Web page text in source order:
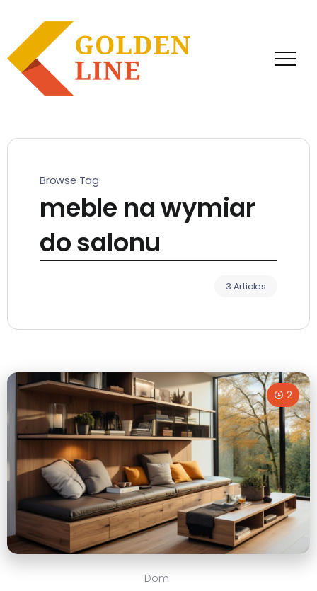
Browse Tag
meble na wymiar
do salonu
3 Articles
2
Dom